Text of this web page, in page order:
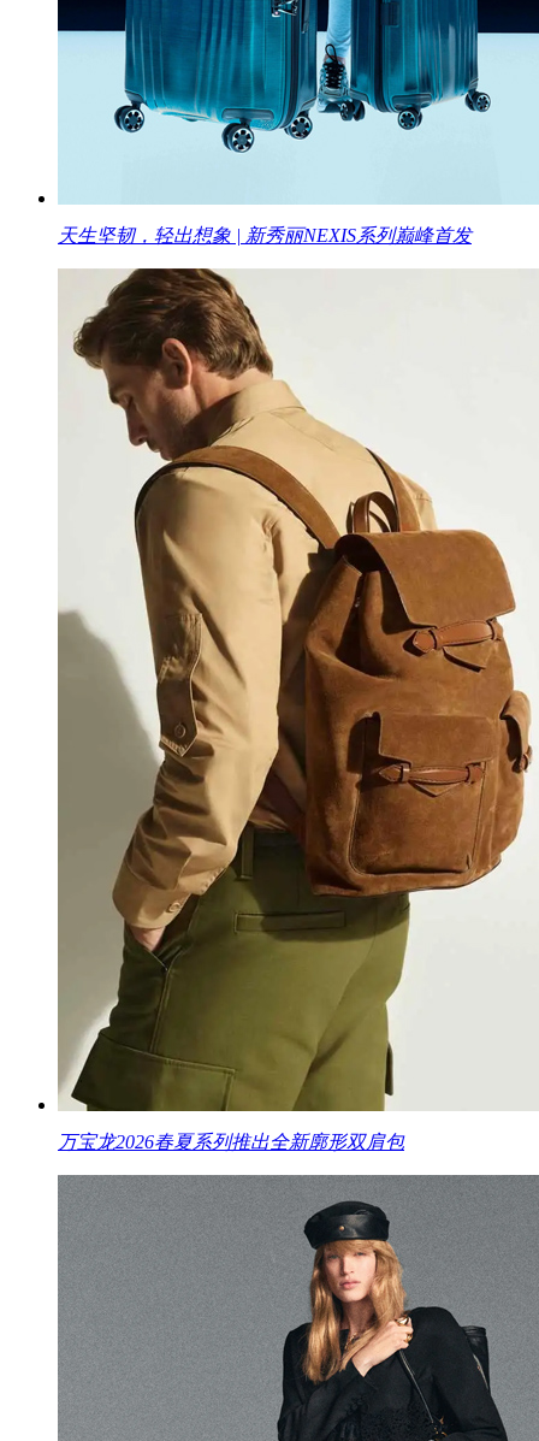
天生坚韧，轻出想象 | 新秀丽NEXIS系列巅峰首发
万宝龙2026春夏系列推出全新廓形双肩包